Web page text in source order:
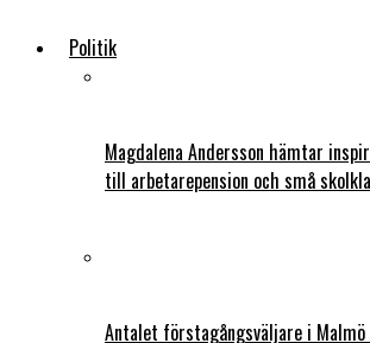
Politik
Magdalena Andersson hämtar
till arbetarepension och små
Antalet förstagångsväljare i